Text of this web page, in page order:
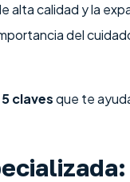
alta calidad y la
del
5 clavesque te